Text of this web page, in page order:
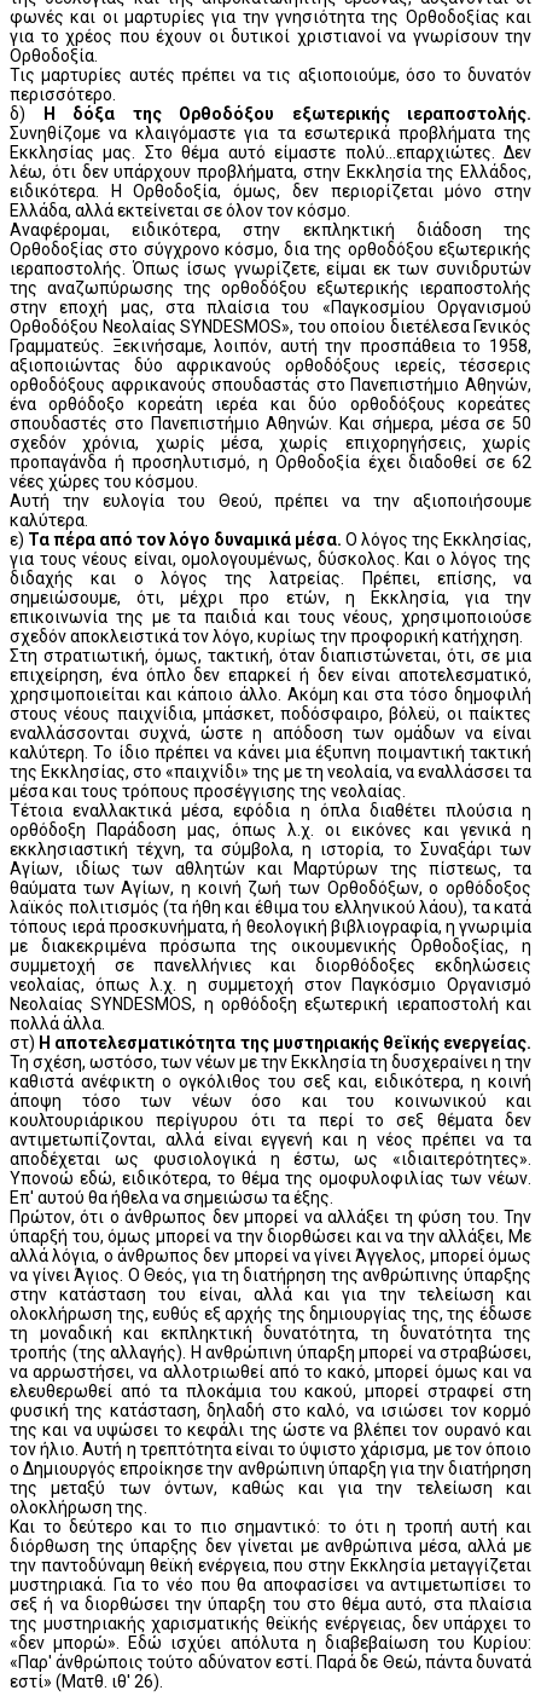
φωνές και οι μαρτυρίες για την γνησιότητα της Ορθοδοξίας και
για το χρέος που έχουν οι δυτικοί χριστιανοί να γνωρίσουν την
Ορθοδοξία.
Τις μαρτυρίες αυτές πρέπει να τις αξιοποιούμε, όσο το δυνατόν
περισσότερο.
δ)
Η δόξα της Ορθοδόξου εξωτερικής ιεραποστολής.
Συνηθίζομε να κλαιγόμαστε για τα εσωτερικά προβλήματα της
Εκκλησίας μας. Στο θέμα αυτό είμαστε πολύ...επαρχιώτες. Δεν
λέω, ότι δεν υπάρχουν προβλήματα, στην Εκκλησία της Ελλάδος,
ειδικότερα. Η Ορθοδοξία, όμως, δεν περιορίζεται μόνο στην
Ελλάδα, αλλά εκτείνεται σε όλον τον κόσμο.
Αναφέρομαι, ειδικότερα, στην εκπληκτική διάδοση της
Ορθοδοξίας στο σύγχρονο κόσμο, δια της ορθοδόξου εξωτερικής
ιεραποστολής. Όπως ίσως γνωρίζετε, είμαι εκ των συνιδρυτών
της αναζωπύρωσης της ορθοδόξου εξωτερικής ιεραποστολής
στην εποχή μας, στα πλαίσια του «Παγκοσμίου Οργανισμού
Ορθοδόξου Νεολαίας SYNDESMOS», του οποίου διετέλεσα Γενικός
Γραμματεύς. Ξεκινήσαμε, λοιπόν, αυτή την προσπάθεια το 1958,
αξιοποιώντας δύο αφρικανούς ορθοδόξους ιερείς, τέσσερις
ορθοδόξους αφρικανούς σπουδαστάς στο Πανεπιστήμιο Αθηνών,
ένα ορθόδοξο κορεάτη ιερέα και δύο ορθοδόξους κορεάτες
σπουδαστές στο Πανεπιστήμιο Αθηνών. Και σήμερα, μέσα σε 50
σχεδόν χρόνια, χωρίς μέσα, χωρίς επιχορηγήσεις, χωρίς
προπαγάνδα ή προσηλυτισμό, η Ορθοδοξία έχει διαδοθεί σε 62
νέες χώρες του κόσμου.
Αυτή την ευλογία του Θεού, πρέπει να την αξιοποιήσουμε
καλύτερα.
ε) Τα πέρα από τον λόγο δυναμικά μέσα. Ο λόγος της Εκκλησίας,
για τους νέους είναι, ομολογουμένως, δύσκολος. Και ο λόγος της
διδαχής και ο λόγος της λατρείας. Πρέπει, επίσης, να
σημειώσουμε, ότι, μέχρι προ ετών, η Εκκλησία, για την
επικοινωνία της με τα παιδιά και τους νέους, χρησιμοποιούσε
σχεδόν αποκλειστικά τον λόγο, κυρίως την προφορική κατήχηση.
Στη στρατιωτική, όμως, τακτική, όταν διαπιστώνεται, ότι, σε μια
επιχείρηση, ένα όπλο δεν επαρκεί ή δεν είναι αποτελεσματικό,
χρησιμοποιείται και κάποιο άλλο. Ακόμη και στα τόσο δημοφιλή
στους νέους παιχνίδια, μπάσκετ, ποδόσφαιρο, βόλεϋ, οι παίκτες
εναλλάσσονται συχνά, ώστε η απόδοση των ομάδων να είναι
καλύτερη. Το ίδιο πρέπει να κάνει μια έξυπνη ποιμαντική τακτική
της Εκκλησίας, στο «παιχνίδι» της με τη νεολαία, να εναλλάσσει τα
μέσα και τους τρόπους προσέγγισης της νεολαίας.
Τέτοια εναλλακτικά μέσα, εφόδια η όπλα διαθέτει πλούσια η
ορθόδοξη Παράδοση μας, όπως λ.χ. οι εικόνες και γενικά η
εκκλησιαστική τέχνη, τα σύμβολα, η ιστορία, το Συναξάρι των
Αγίων, ιδίως των αθλητών και Μαρτύρων της πίστεως, τα
θαύματα των Αγίων, η κοινή ζωή των Ορθοδόξων, ο ορθόδοξος
λαϊκός πολιτισμός (τα ήθη και έθιμα του ελληνικού λάου), τα κατά
τόπους ιερά προσκυνήματα, ή θεολογική βιβλιογραφία, η γνωριμία
με διακεκριμένα πρόσωπα της οικουμενικής Ορθοδοξίας, η
συμμετοχή σε πανελλήνιες και διορθόδοξες εκδηλώσεις
νεολαίας, όπως λ.χ. η συμμετοχή στον Παγκόσμιο Οργανισμό
Νεολαίας SYNDESMOS, η ορθόδοξη εξωτερική ιεραποστολή και
πολλά άλλα.
στ) Η αποτελεσματικότητα της μυστηριακής θεϊκής ενεργείας.
Τη σχέση, ωστόσο, των νέων με την Εκκλησία τη δυσχεραίνει η την
καθιστά ανέφικτη ο ογκόλιθος του σεξ και, ειδικότερα, η κοινή
άποψη τόσο των νέων όσο και του κοινωνικού και
κουλτουριάρικου περίγυρου ότι τα περί το σεξ θέματα δεν
αντιμετωπίζονται, αλλά είναι εγγενή και η νέος πρέπει να τα
αποδέχεται ως φυσιολογικά η έστω, ως «ιδιαιτερότητες».
Υπονοώ εδώ, ειδικότερα, το θέμα της ομοφυλοφιλίας των νέων.
Επ' αυτού θα ήθελα να σημειώσω τα έξης.
Πρώτον, ότι ο άνθρωπος δεν μπορεί να αλλάξει τη φύση του. Την
ύπαρξή του, όμως μπορεί να την διορθώσει και να την αλλάξει, Με
αλλά λόγια, ο άνθρωπος δεν μπορεί να γίνει Άγγελος, μπορεί όμως
να γίνει Άγιος. Ο Θεός, για τη διατήρηση της ανθρώπινης ύπαρξης
στην κατάσταση του είναι, αλλά και για την τελείωση και
ολοκλήρωση της, ευθύς εξ αρχής της δημιουργίας της, της έδωσε
τη μοναδική και εκπληκτική δυνατότητα, τη δυνατότητα της
τροπής (της αλλαγής). Η ανθρώπινη ύπαρξη μπορεί να στραβώσει,
να αρρωστήσει, να αλλοτριωθεί από το κακό, μπορεί όμως και να
ελευθερωθεί από τα πλοκάμια του κακού, μπορεί στραφεί στη
φυσική της κατάσταση, δηλαδή στο καλό, να ισιώσει τον κορμό
της και να υψώσει το κεφάλι της ώστε να βλέπει τον ουρανό και
τον ήλιο. Αυτή η τρεπτότητα είναι το ύψιστο χάρισμα, με τον όποιο
ο Δημιουργός επροίκησε την ανθρώπινη ύπαρξη για την διατήρηση
της μεταξύ των όντων, καθώς και για την τελείωση και
ολοκλήρωση της.
Και το δεύτερο και το πιο σημαντικό: το ότι η τροπή αυτή και
διόρθωση της ύπαρξης δεν γίνεται με ανθρώπινα μέσα, αλλά με
την παντοδύναμη θεϊκή ενέργεια, που στην Εκκλησία μεταγγίζεται
μυστηριακά. Για το νέο που θα αποφασίσει να αντιμετωπίσει το
σεξ ή να διορθώσει την ύπαρξη του στο θέμα αυτό, στα πλαίσια
της μυστηριακής χαρισματικής θεϊκής ενέργειας, δεν υπάρχει το
«δεν μπορώ». Εδώ ισχύει απόλυτα η διαβεβαίωση του Κυρίου:
«Παρ' άνθρώποις τούτο αδύνατον εστί. Παρά δε Θεώ, πάντα δυνατά
εστί» (Ματθ. ιθ' 26).